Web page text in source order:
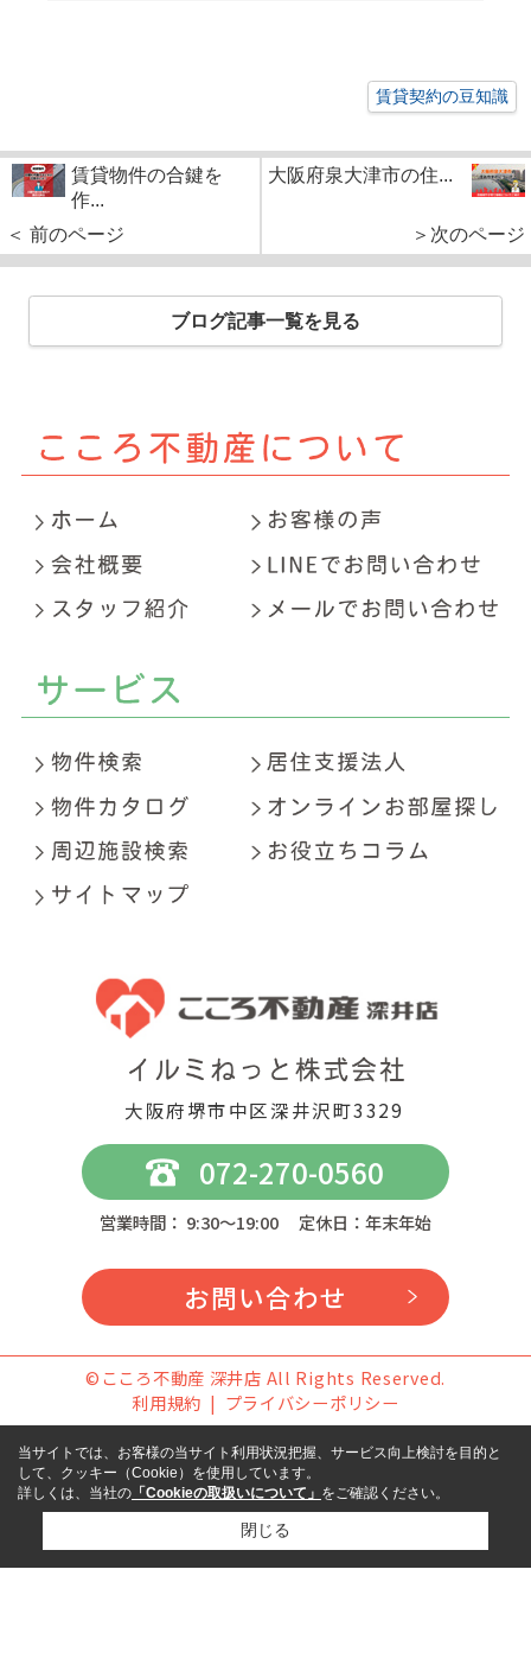
賃貸契約の豆知識
賃貸物件の合鍵を
作...
＜ 前のページ
大阪府泉大津市の住...
＞次のページ
ブログ記事一覧を見る
大阪府堺市中区深井沢町3329
072-270-0560
営業時間： 9:30～19:00 定休日：年末年始
お問い合わせ
©こころ不動産 深井店 All Rights Reserved.
利用規約
プライバシーポリシー
当サイトでは、お客様の当サイト利用状況把握、サービス向上検討を目的と
して、クッキー（Cookie）を使用しています。
詳しくは、当社の 「Cookieの取扱いについて」 をご確認ください。
閉じる